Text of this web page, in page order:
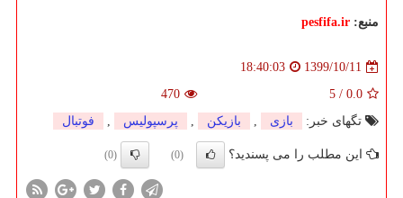
منبع: pesfifa.ir
1399/10/11
18:40:03
0.0
/
5
470
تگهای خبر:
بازی , بازیكن , پرسپولیس , فوتبال
این مطلب را می پسندید؟ (0)
(0)